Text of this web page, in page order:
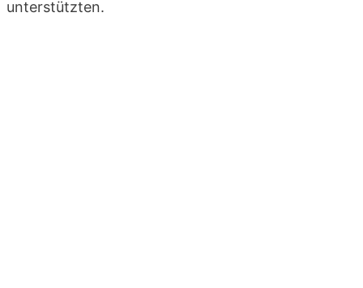
unterstützten.